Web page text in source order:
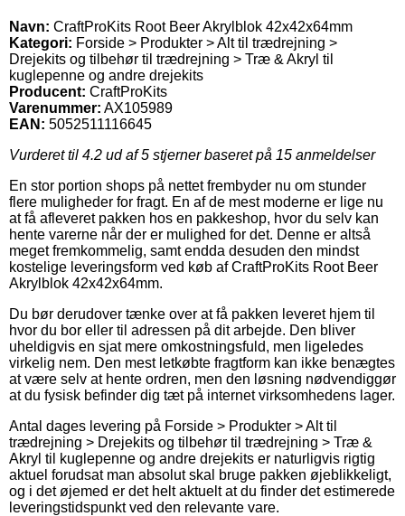
Navn: CraftProKits Root Beer Akrylblok 42x42x64mm
Kategori: Forside > Produkter > Alt til trædrejning >
Drejekits og tilbehør til trædrejning > Træ & Akryl til
kuglepenne og andre drejekits
Producent: CraftProKits
Varenummer: AX105989
EAN: 5052511116645
Vurderet til 4.2 ud af 5 stjerner baseret på 15 anmeldelser
En stor portion shops på nettet frembyder nu om stunder
flere muligheder for fragt. En af de mest moderne er lige nu
at få afleveret pakken hos en pakkeshop, hvor du selv kan
hente varerne når der er mulighed for det. Denne er altså
meget fremkommelig, samt endda desuden den mindst
kostelige leveringsform ved køb af CraftProKits Root Beer
Akrylblok 42x42x64mm.
Du bør derudover tænke over at få pakken leveret hjem til
hvor du bor eller til adressen på dit arbejde. Den bliver
uheldigvis en sjat mere omkostningsfuld, men ligeledes
virkelig nem. Den mest letkøbte fragtform kan ikke benægtes
at være selv at hente ordren, men den løsning nødvendiggør
at du fysisk befinder dig tæt på internet virksomhedens lager.
Antal dages levering på Forside > Produkter > Alt til
trædrejning > Drejekits og tilbehør til trædrejning > Træ &
Akryl til kuglepenne og andre drejekits er naturligvis rigtig
aktuel forudsat man absolut skal bruge pakken øjeblikkeligt,
og i det øjemed er det helt aktuelt at du finder det estimerede
leveringstidspunkt ved den relevante vare.